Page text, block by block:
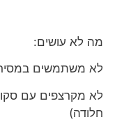
מה לא עושים:
לא משתמשים
לא מקרצפים עם
חלודה)